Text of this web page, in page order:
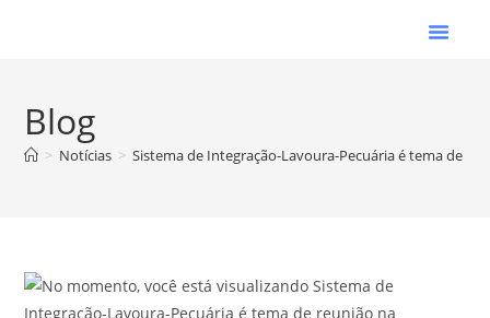
Blog
> Notícias > Sistema de Integração-Lavoura-Pecuária é tema de